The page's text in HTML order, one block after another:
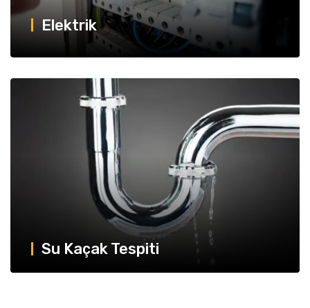
Elektrik
Su Kaçak Tespiti